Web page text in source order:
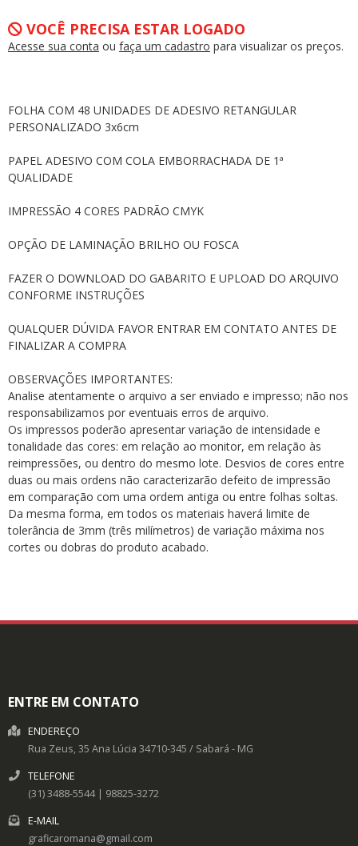
VOCÊ PRECISA ESTAR LOGADO
Acesse sua conta ou faça um cadastro para visualizar os preços.
FOLHA COM 48 UNIDADES DE ADESIVO RETANGULAR
PERSONALIZADO 3x6cm
PAPEL ADESIVO COM COLA EMBORRACHADA DE 1ª
QUALIDADE
IMPRESSÃO 4 CORES PADRÃO CMYK
OPÇÃO DE LAMINAÇÃO BRILHO OU FOSCA
FAZER O DOWNLOAD DO GABARITO E UPLOAD DO ARQUIVO
CONFORME INSTRUÇÕES
QUALQUER DÚVIDA FAVOR ENTRAR EM CONTATO ANTES DE
FINALIZAR A COMPRA
OBSERVAÇÕES IMPORTANTES:
Analise atentamente o arquivo a ser enviado e impresso; não nos
responsabilizamos por eventuais erros de arquivo.
Os impressos poderão apresentar variação de intensidade e
tonalidade das cores: em relação ao monitor, em relação às
reimpressões, ou dentro do mesmo lote. Desvios de cores entre
duas ou mais ordens não caracterizarão defeito de impressão
em comparação com uma ordem antiga ou entre folhas soltas.
Da mesma forma, em todos os materiais haverá limite de
tolerância de 3mm (três milímetros) de variação máxima nos
cortes ou dobras do produto acabado.
ENTRE EM CONTATO
ENDEREÇO
Rua Zeus, 35 Ana Lúcia 34710-345 / Sabará - MG
TELEFONE
(31) 3488-5544 | 98825-3272
E-MAIL
graficaromana@gmail.com